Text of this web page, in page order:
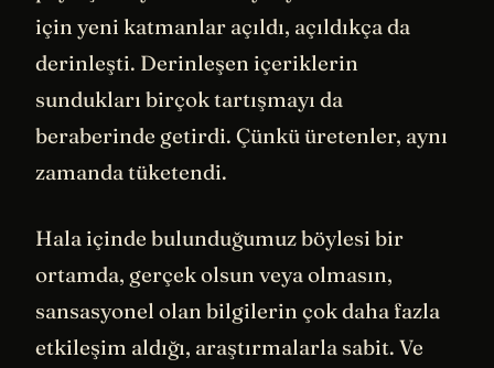
için yeni katmanlar açıldı, açıldıkça da
derinleşti. Derinleşen içeriklerin
sundukları birçok tartışmayı da
beraberinde getirdi. Çünkü üretenler, aynı
zamanda tüketendi.
Hala içinde bulunduğumuz böylesi bir
ortamda, gerçek olsun veya olmasın,
sansasyonel olan bilgilerin çok daha fazla
etkileşim aldığı, araştırmalarla sabit. Ve